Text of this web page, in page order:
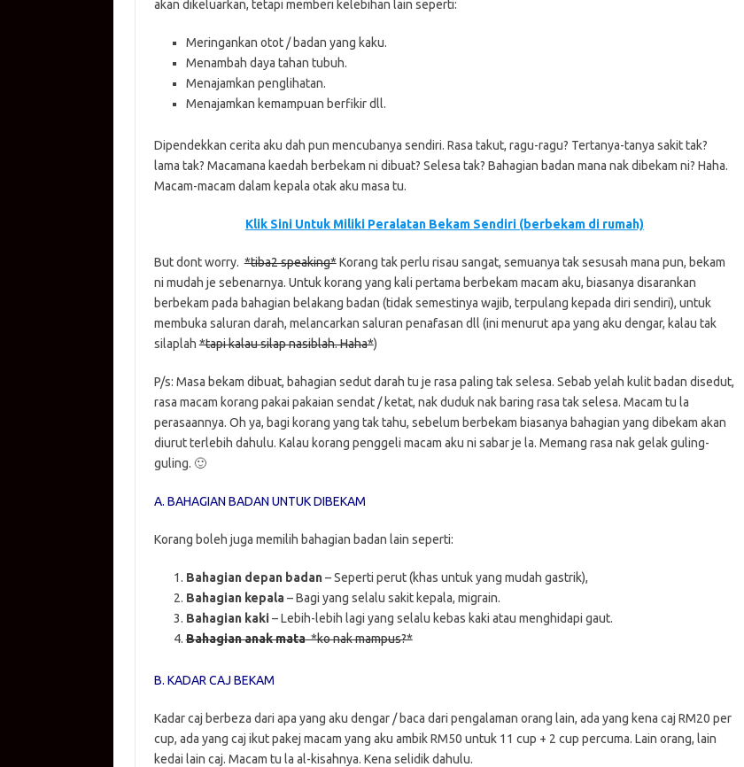
akan dikeluarkan, tetapi memberi kelebihan lain seperti:
Meringankan otot / badan yang kaku.
Menambah daya tahan tubuh.
Menajamkan penglihatan.
Menajamkan kemampuan berfikir dll.
Dipendekkan cerita aku dah pun mencubanya sendiri. Rasa takut, ragu-ragu? Tertanya-tanya sakit tak?
lama tak? Macamana kaedah berbekam ni dibuat? Selesa tak? Bahagian badan mana nak dibekam ni? Haha.
Macam-macam dalam kepala otak aku masa tu.
Klik Sini Untuk Miliki Peralatan Bekam Sendiri (berbekam di rumah)
But dont worry.*tiba2 speaking*Korang tak perlu risau sangat, semuanya tak sesusah mana pun, bekam
ni mudah je sebenarnya. Untuk korang yang kali pertama berbekam macam aku, biasanya disarankan
berbekam pada bahagian belakang badan (tidak semestinya wajib, terpulang kepada diri sendiri), untuk
membuka saluran darah, melancarkan saluran penafasan dll (ini menurut apa yang aku dengar, kalau tak
silaplah*tapi kalau silap nasiblah. Haha*)
P/s: Masa bekam dibuat, bahagian sedut darah tu je rasa paling tak selesa. Sebab yelah kulit badan disedut,
rasa macam korang pakai pakaian sendat / ketat, nak duduk nak baring rasa tak selesa. Macam tu la
perasaannya. Oh ya, bagi korang yang tak tahu, sebelum berbekam biasanya bahagian yang dibekam akan
diurut terlebih dahulu. Kalau korang penggeli macam aku ni sabar je la. Memang rasa nak gelak guling-
guling. 🙂
A. BAHAGIAN BADAN UNTUK DIBEKAM
Korang boleh juga memilih bahagian badan lain seperti:
Bahagian depan badan– Seperti perut (khas untuk yang mudah gastrik),
Bahagian kepala– Bagi yang selalu sakit kepala, migrain.
Bahagian kaki– Lebih-lebih lagi yang selalu kebas kaki atau menghidapi gaut.
Bahagian anak mata*ko nak mampus?*
B. KADAR CAJ BEKAM
Kadar caj berbeza dari apa yang aku dengar / baca dari pengalaman orang lain, ada yang kena caj RM20 per
cup, ada yang caj ikut pakej macam yang aku ambik RM50 untuk 11 cup + 2 cup percuma. Lain orang, lain
kedai lain caj. Macam tu la al-kisahnya. Kena selidik dahulu.